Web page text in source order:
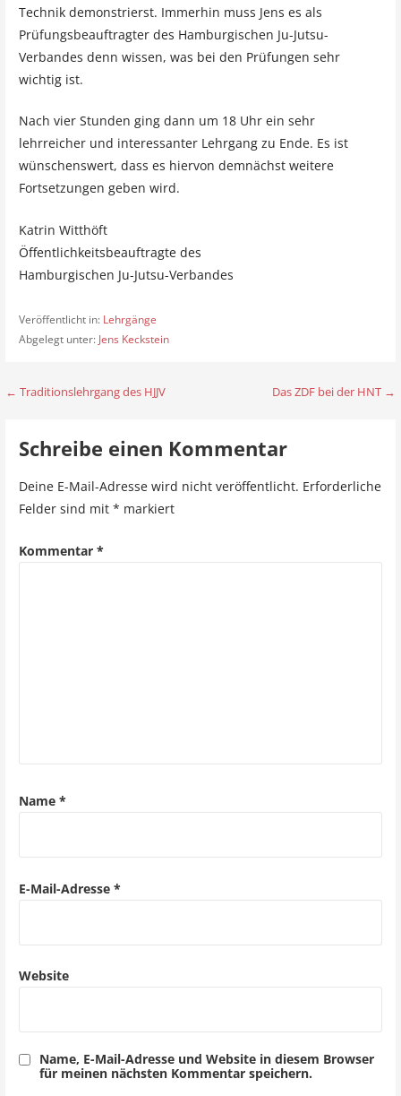
Technik demonstrierst. Immerhin muss Jens es als
Prüfungsbeauftragter des Hamburgischen Ju-Jutsu-
Verbandes denn wissen, was bei den Prüfungen sehr
wichtig ist.
Nach vier Stunden ging dann um 18 Uhr ein sehr
lehrreicher und interessanter Lehrgang zu Ende. Es ist
wünschenswert, dass es hiervon demnächst weitere
Fortsetzungen geben wird.
Katrin Witthöft
Öffentlichkeitsbeauftragte des
Hamburgischen Ju-Jutsu-Verbandes
Veröffentlicht in: Lehrgänge
Abgelegt unter: Jens Keckstein
B
a
← Traditionslehrgang des HJJV Das ZDF bei der HNT →
Schreibe einen Kommentar
Deine E-Mail-Adresse wird nicht veröffentlicht. Erforderliche
Felder sind mit * markiert
Kommentar *
Name *
E-Mail-Adresse *
Website
Name, E-Mail-Adresse und Website in diesem Browser
für meinen nächsten Kommentar speichern.